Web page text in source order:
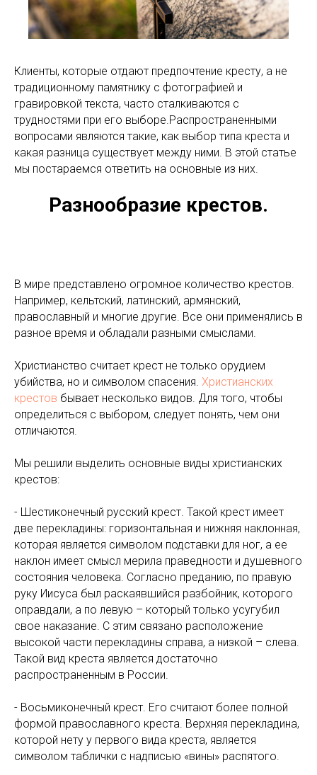
Клиенты, которые отдают предпочтение кресту, а не
традиционному памятнику с фотографией и
гравировкой текста, часто сталкиваются с
трудностями при его выборе.Распространенными
вопросами являются такие, как выбор типа креста и
какая разница существует между ними. В этой статье
мы постараемся ответить на основные из них.
Разнообразие крестов.
В мире представлено огромное количество крестов.
Например, кельтский, латинский, армянский,
православный и многие другие. Все они применялись в
разное время и обладали разными смыслами.
Христианство считает крест не только орудием
убийства, но и символом спасения. Христианских
крестов бывает несколько видов. Для того, чтобы
определиться с выбором, следует понять, чем они
отличаются.
Мы решили выделить основные виды христианских
крестов:
- Шестиконечный русский крест. Такой крест имеет
две перекладины: горизонтальная и нижняя наклонная,
которая является символом подставки для ног, а ее
наклон имеет смысл мерила праведности и душевного
состояния человека. Согласно преданию, по правую
руку Иисуса был раскаявшийся разбойник, которого
оправдали, а по левую – который только усугубил
свое наказание. С этим связано расположение
высокой части перекладины справа, а низкой – слева.
Такой вид креста является достаточно
распространенным в России.
- Восьмиконечный крест. Его считают более полной
формой православного креста. Верхняя перекладина,
которой нету у первого вида креста, является
символом таблички с надписью «вины» распятого.